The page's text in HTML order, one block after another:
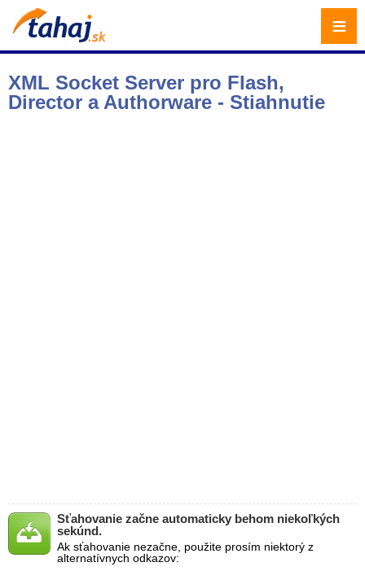
XML Socket Server pro Flash,
Director a Authorware - Stiahnutie
Sťahovanie začne automaticky behom niekoľkých
sekúnd.
Ak sťahovanie nezačne, použite prosím niektorý z
alternatívnych odkazov:
≡